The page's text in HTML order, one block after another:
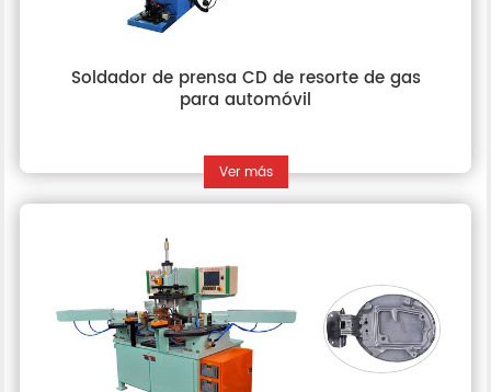
Soldador de prensa CD de resorte de gas
para automóvil
Ver más